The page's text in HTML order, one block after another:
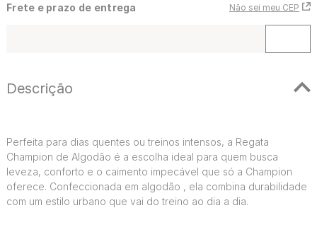
Frete e prazo de entrega Não sei meu CEP
Descrição
Perfeita para dias quentes ou treinos intensos, a Regata
Champion de Algodão é a escolha ideal para quem busca
leveza, conforto e o caimento impecável que só a Champion
oferece. Confeccionada em algodão , ela combina durabilidade
com um estilo urbano que vai do treino ao dia a dia.